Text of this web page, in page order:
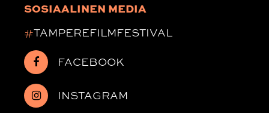
SOSIAALINEN MEDIA
#TAMPEREFILMFESTIVAL
FACEBOOK
INSTAGRAM